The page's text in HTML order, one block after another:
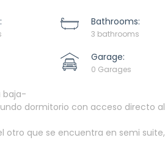
Bathrooms:
3 bathrooms
Garage:
0 Garages
baja-
dormitorio con acceso directo al
otro que se encuentra en semi suite,